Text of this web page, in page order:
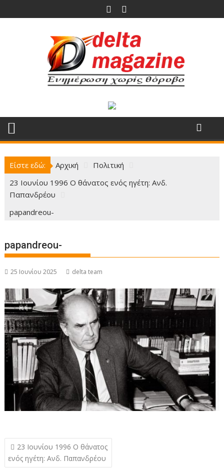
στο
Είστε εδώ: Αρχική
Πολιτική
23 Ιουνίου 1996 Ο θάνατος ενός ηγέτη: Ανδ.
Παπανδρέου
papandreou-
papandreou-
25 Ιουνίου 2025 delta team
Πλοήγηση
άρθρων
23 Ιουνίου 1996 Ο θάνατος
ενός ηγέτη: Ανδ. Παπανδρέου